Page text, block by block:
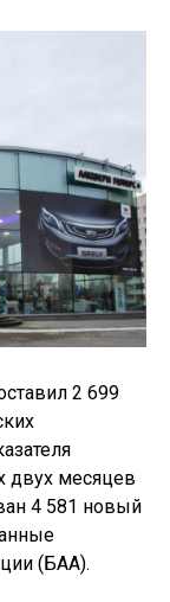
2 699
двух месяцев
4 581 новый
(БАА).